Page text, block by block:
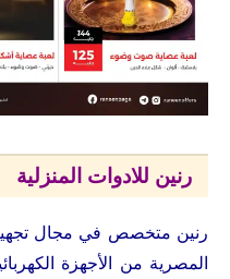
رنين للادوات المنزلية
رنين متخصص في مجال تجهيز
المصرية من الأجهزة